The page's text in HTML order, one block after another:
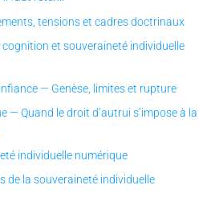
tensions et cadres doctrinaux
et souveraineté individuelle
— Genèse, limites et rupture
— Quand le droit d’autrui s’impose à la
individuelle numérique
de la souveraineté individuelle